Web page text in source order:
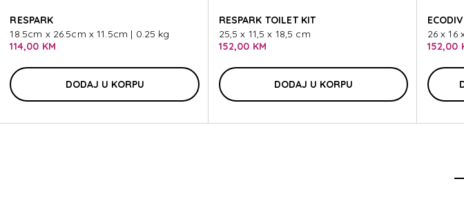
C-LITE
RESPARK
18.5cm x 26.5cm x 11.5cm | 0.25 kg
114,00 KM
DODAJ U KORPU
RESPARK TOILET KIT
25,5 x 11,5 x 18,5 cm
152,00 KM
DODAJ U KORPU
26 x 16
152,00